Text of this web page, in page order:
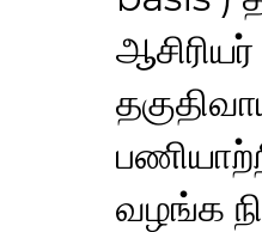
வழங்க